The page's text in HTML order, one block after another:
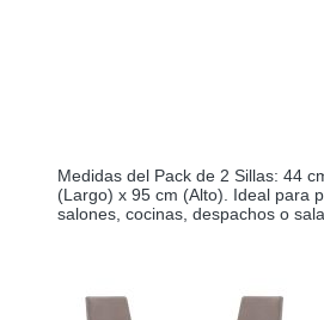
Medidas del Pack de 2 Sillas: 44
(Largo) x 95 cm (Alto). Ideal para
salones, cocinas, despachos o